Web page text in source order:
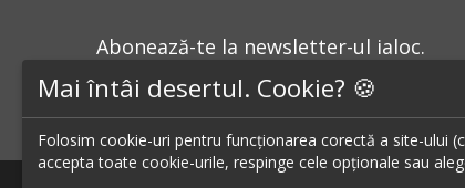
Abonează-te la newsletter-ul ialoc.
Mai întâi desertul. Cookie? 🍪
Folosim cookie-uri pentru funcționarea corectă a site-ului
accepta toate cookie-urile, respinge cele opționale sau